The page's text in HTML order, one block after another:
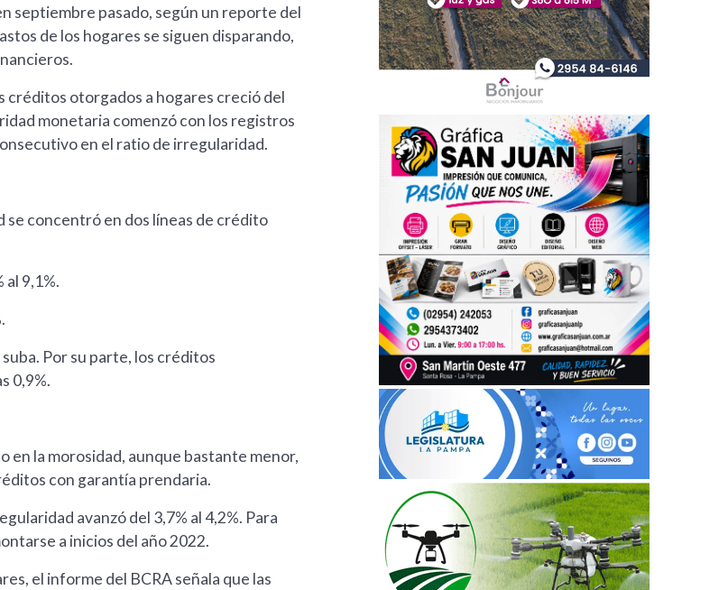
septiembre pasado, según un reporte del
de los hogares se siguen disparando,
créditos otorgados a hogares creció del
monetaria comenzó con los registros
en el ratio de irregularidad.
se concentró en dos líneas de crédito
9,1%.
Por su parte, los créditos
0,9%.
en la morosidad, aunque bastante menor,
con garantía prendaria.
avanzó del 3,7% al 4,2%. Para
a inicios del año 2022.
el informe del BCRA señala que las